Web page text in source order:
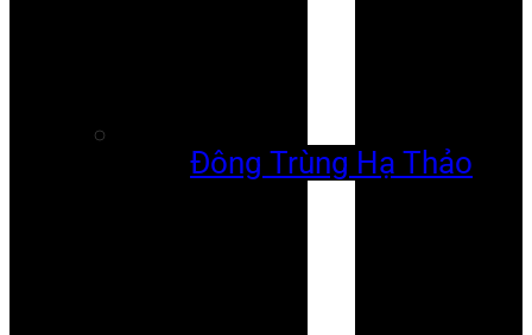
Đông Trùng Hạ Thảo